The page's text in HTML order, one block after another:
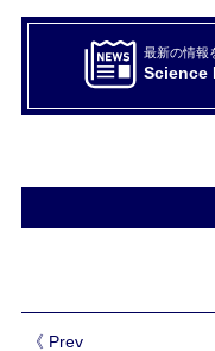
最新の情報
Science
《 Prev